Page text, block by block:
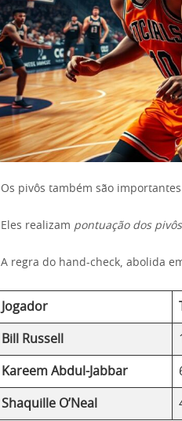
Os pivôs também são
Eles realizam pontuação dos pivôs
A regra do hand-check, abolida
Jogador
Bill Russell
Kareem Abdul-Jabbar
Shaquille O’Neal